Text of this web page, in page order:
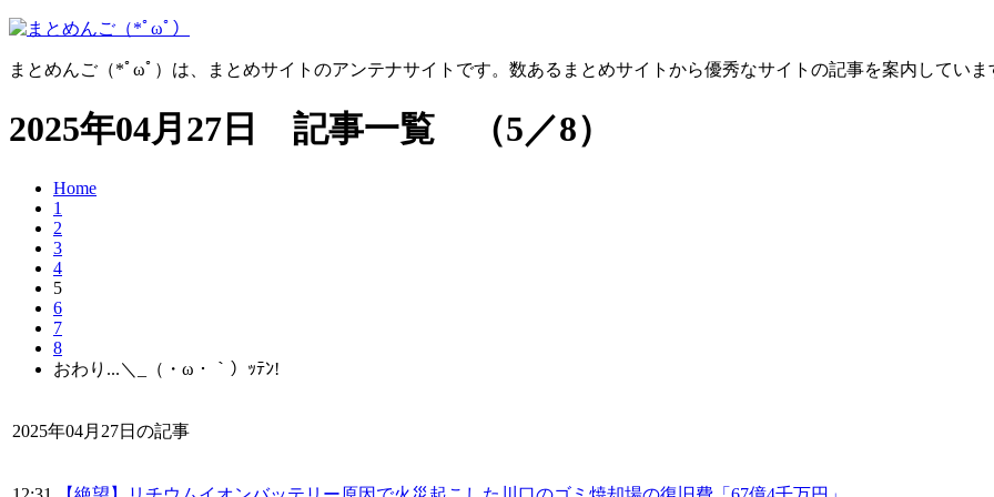
まとめんご（*ﾟωﾟ）は、まとめサイトのアンテナサイトです。数あるまとめサイトから優秀なサイトの記事を案内していま
2025年04月27日 記事一覧 （5／8）
Home
1
2
3
4
5
6
7
8
おわり...＼_（・ω・｀）ｯﾃﾝ!
2025年04月27日の記事